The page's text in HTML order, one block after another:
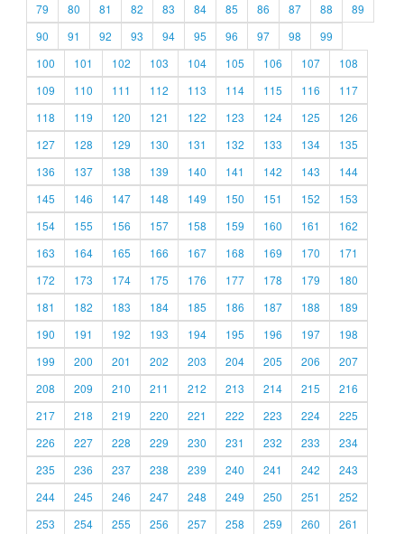
79
80 81 82 83 84 85 86 87 88
89
90
91 92 93 94 95 96 97 98
99
100
101 102 103 104 105 106 107
108
109
110 111 112 113 114 115 116
117
118
119 120 121 122 123 124 125
126
127
128 129 130 131 132 133 134
135
136
137 138 139 140 141 142 143
144
145
146 147 148 149 150 151 152
153
154
155 156 157 158 159 160 161
162
163
164 165 166 167 168 169 170
171
172
173 174 175 176 177 178 179
180
181
182 183 184 185 186 187 188
189
190
191 192 193 194 195 196 197
198
199
200 201 202 203 204 205 206
207
208
209 210 211 212 213 214 215
216
217
218 219 220 221 222 223 224
225
226
227 228 229 230 231 232 233
234
235
236 237 238 239 240 241 242
243
244
245 246 247 248 249 250 251
252
253
254 255 256 257 258 259 260 261